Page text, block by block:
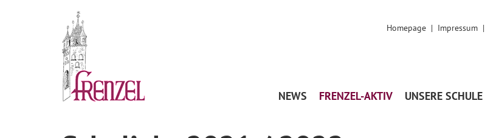
Homepage | Impressum |
NEWS FRENZEL-AKTIV UNSERE SCHULE